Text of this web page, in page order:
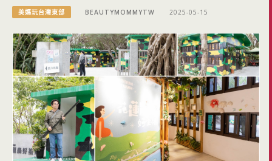
美媽玩台灣東部 BEAUTYMOMMYTW 2025-05-15